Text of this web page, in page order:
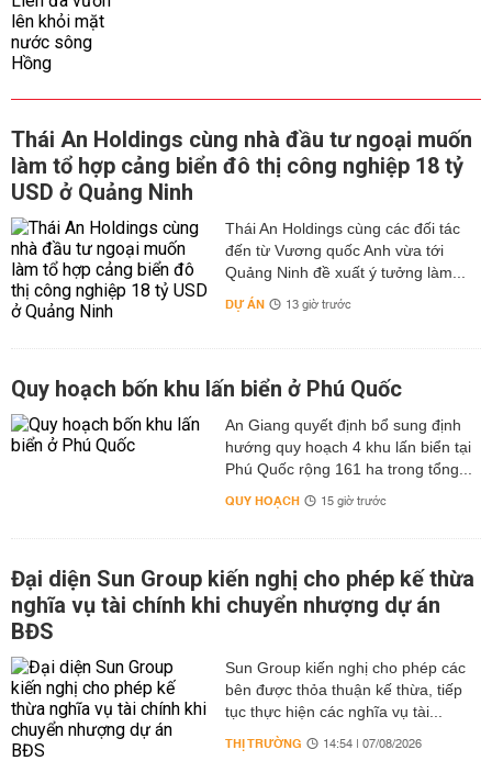
Thái An Holdings cùng nhà đầu tư ngoại muốn
làm tổ hợp cảng biển đô thị công nghiệp 18 tỷ
USD ở Quảng Ninh
Thái An Holdings cùng các đối tác
đến từ Vương quốc Anh vừa tới
Quảng Ninh đề xuất ý tưởng làm...
DỰ ÁN 13 giờ trước
Quy hoạch bốn khu lấn biển ở Phú Quốc
An Giang quyết định bổ sung định
hướng quy hoạch 4 khu lấn biển tại
Phú Quốc rộng 161 ha trong tổng...
QUY HOẠCH 15 giờ trước
Đại diện Sun Group kiến nghị cho phép kế thừa
nghĩa vụ tài chính khi chuyển nhượng dự án
BĐS
Sun Group kiến nghị cho phép các
bên được thỏa thuận kế thừa, tiếp
tục thực hiện các nghĩa vụ tài...
THỊ TRƯỜNG 14:54 | 07/08/2026